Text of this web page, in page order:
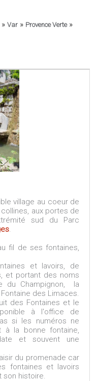
Var» Provence Verte»
village au coeur de
aux portes de
sud du Parc
.
fil de ses fontaines,
et lavoirs, de
et portant des noms
du Champignon, la
des Limaces.
des Fontaines et le
à l'office de
si les numéros ne
la bonne fontaine,
et souvent une
du promenade car
fontaines et lavoirs
son histoire.